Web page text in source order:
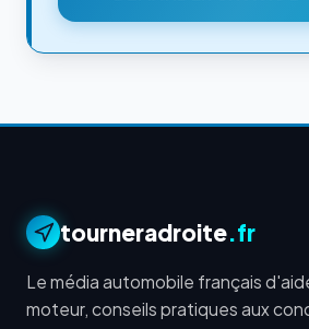
tourneradroite.fr
Le média automobile français
moteur, conseils pratiques aux